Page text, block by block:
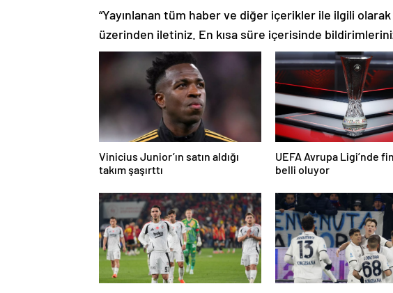
“Yayınlanan tüm haber ve diğer içerikler ile ilgili
üzerinden iletiniz. En kısa süre içerisinde
Vinicius Junior’ın satın aldığı
takım şaşırttı
UEFA Avrupa Ligi’nde
belli oluyor